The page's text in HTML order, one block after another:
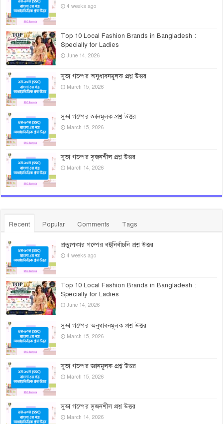
4 weeks ago
Top 10 Local Fashion Brands in Bangladesh :
Specially for Ladies
June 14, 2026
সুভা গল্পের অনুধাবনমূলক প্রশ্ন উত্তর
March 15, 2026
সুভা গল্পের জ্ঞানমূলক প্রশ্ন উত্তর
March 15, 2026
সুভা গল্পের সৃজনশীল প্রশ্ন উত্তর
March 14, 2026
Recent Popular Comments Tags
প্রত্যুপকার গল্পের বহুনির্বাচনি প্রশ্ন উত্তর
4 weeks ago
Top 10 Local Fashion Brands in Bangladesh :
Specially for Ladies
June 14, 2026
সুভা গল্পের অনুধাবনমূলক প্রশ্ন উত্তর
March 15, 2026
সুভা গল্পের জ্ঞানমূলক প্রশ্ন উত্তর
March 15, 2026
সুভা গল্পের সৃজনশীল প্রশ্ন উত্তর
March 14, 2026